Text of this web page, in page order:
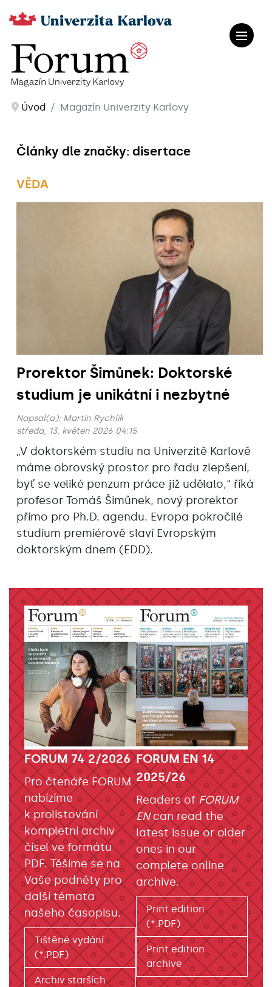
Úvod Magazín Univerzity Karlovy
Články dle značky: disertace
VĚDA
Prorektor Šimůnek: Doktorské
studium je unikátní i nezbytné
Napsal(a): Martin Rychlík
středa, 13. květen 2026 04:15
„V doktorském studiu na Univerzitě Karlově
máme obrovský prostor pro řadu zlepšení,
byť se veliké penzum práce již udělalo,“ říká
profesor Tomáš Šimůnek, nový prorektor
přímo pro Ph.D. agendu. Evropa pokročilé
studium premiérově slaví Evropským
doktorským dnem (EDD).
FORUM 74 2/2026
Pro čtenáře FORUM
nabízíme
k prolistování
kompletní archiv
čísel ve formátu
PDF. Těšíme se na
Vaše podněty pro
další témata
našeho časopisu.
Tištěné vydání
(*.PDF)
Archiv starších
FORUM EN 14
2025/26
Readers of FORUM
ENcan read the
latest issue or older
ones in our
complete online
archive.
Print edition
(*.PDF)
Print edition
archive